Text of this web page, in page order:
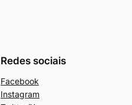
Redes sociais
Facebook
Instagram